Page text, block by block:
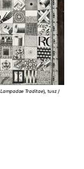
Traditae), tusz /